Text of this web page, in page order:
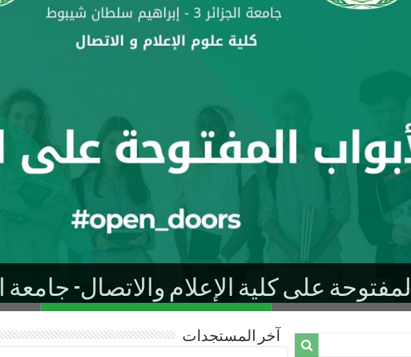
الأولى للطلبة المكوّنين باللغة
المفتوحة على كلية الإعلام والاتصال- جامعة
في اطار الأبواب
التي توفرها و الهياكل التي تضمها، وكذا لمحة عن الحياة الطلابية في الكلية.
لكلية علوم الإعلام و الاتصال -
آخر المستجدات